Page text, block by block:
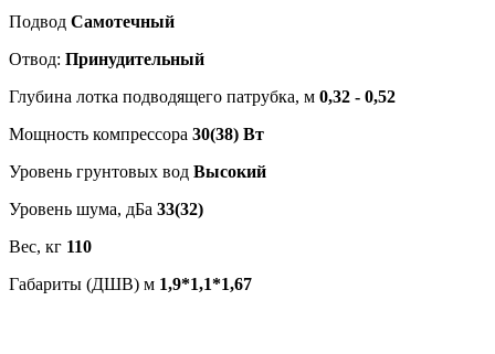
Подвод Самотечный
Отвод: Принудительный
Глубина лотка подводящего патрубка, м 0,32 - 0,52
Мощность компрессора 30(38) Вт
Уровень грунтовых вод Высокий
Уровень шума, дБа 33(32)
Вес, кг 110
Габариты (ДШВ) м 1,9*1,1*1,67